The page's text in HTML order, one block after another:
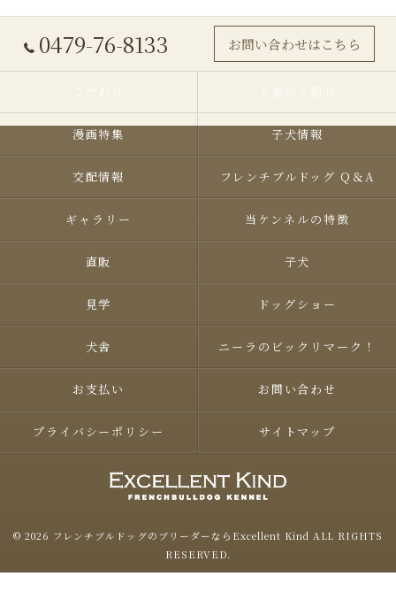
0479-76-8133 お問い合わせはこちら
こだわり 犬舎のご紹介
漫画特集 子犬情報
交配情報 フレンチブルドッグ Q＆A
ギャラリー 当ケンネルの特徴
直販 子犬
見学 ドッグショー
犬舎 ニーラのビックリマーク！
お支払い お問い合わせ
プライバシーポリシー サイトマップ
© 2026 フレンチブルドッグのブリーダーならExcellent Kind ALL RIGHTS
RESERVED.